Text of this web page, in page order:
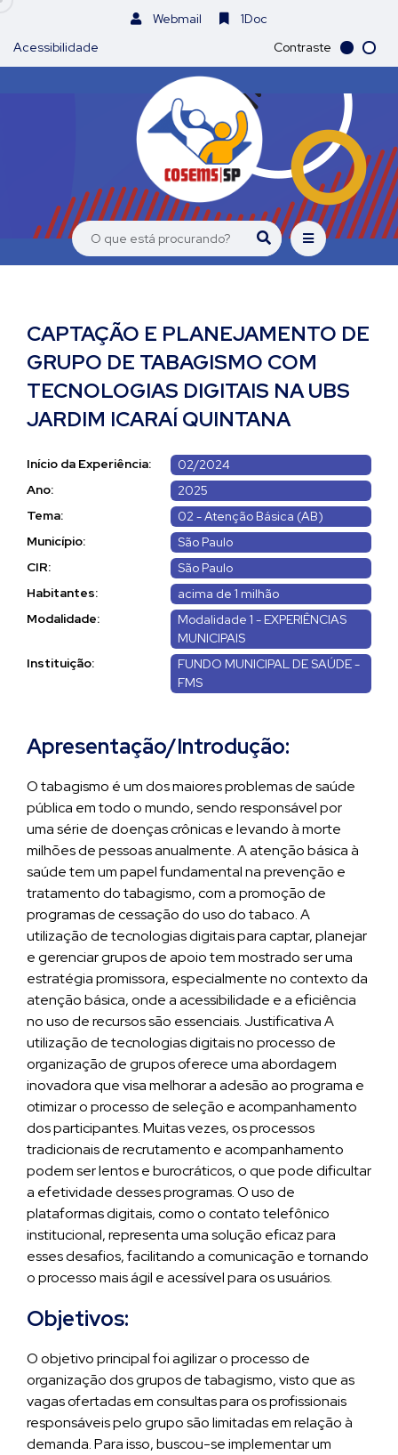
Webmail
1Doc
Acessibilidade
Contraste
CAPTAÇÃO E PLANEJAMENTO DE
GRUPO DE TABAGISMO COM
TECNOLOGIAS DIGITAIS NA UBS
JARDIM ICARAÍ QUINTANA
Início da Experiência:
02/2024
Ano:
2025
Tema:
02 - Atenção Básica (AB)
Município:
São Paulo
CIR:
São Paulo
Habitantes:
acima de 1 milhão
Modalidade:
Modalidade 1 - EXPERIÊNCIAS
MUNICIPAIS
Instituição:
FUNDO MUNICIPAL DE SAÚDE -
FMS
Apresentação/Introdução:
O tabagismo é um dos maiores problemas de saúde
pública em todo o mundo, sendo responsável por
uma série de doenças crônicas e levando à morte
milhões de pessoas anualmente. A atenção básica à
saúde tem um papel fundamental na prevenção e
tratamento do tabagismo, com a promoção de
programas de cessação do uso do tabaco. A
utilização de tecnologias digitais para captar, planejar
e gerenciar grupos de apoio tem mostrado ser uma
estratégia promissora, especialmente no contexto da
atenção básica, onde a acessibilidade e a eficiência
no uso de recursos são essenciais. Justificativa A
utilização de tecnologias digitais no processo de
organização de grupos oferece uma abordagem
inovadora que visa melhorar a adesão ao programa e
otimizar o processo de seleção e acompanhamento
dos participantes. Muitas vezes, os processos
tradicionais de recrutamento e acompanhamento
podem ser lentos e burocráticos, o que pode dificultar
a efetividade desses programas. O uso de
plataformas digitais, como o contato telefônico
institucional, representa uma solução eficaz para
esses desafios, facilitando a comunicação e tornando
o processo mais ágil e acessível para os usuários.
Objetivos:
O objetivo principal foi agilizar o processo de
organização dos grupos de tabagismo, visto que as
vagas ofertadas em consultas para os profissionais
responsáveis pelo grupo são limitadas em relação à
demanda. Para isso, buscou-se implementar um